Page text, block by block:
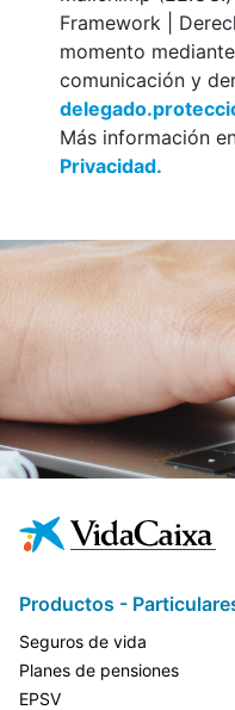
Framework |
momento
comunicación y
Más información
Privacidad.
Productos -
Seguros de vida
Planes de pensiones
EPSV